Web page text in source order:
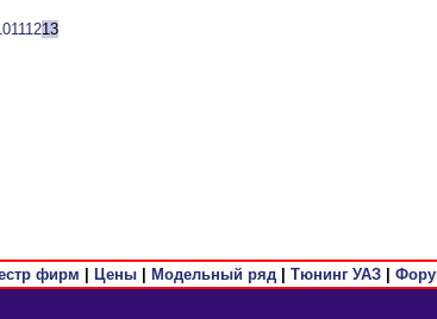
11 1213
фирм Цены| Модельный ряд| Тюнинг УАЗ|